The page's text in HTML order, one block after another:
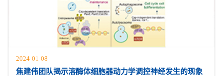
2024-01-08
焦建伟团队揭示溶酶体细胞器动力学调控神经发生的现象